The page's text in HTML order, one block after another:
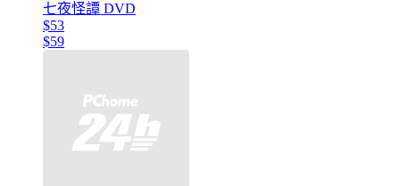
七夜怪譚 DVD
$53
$59